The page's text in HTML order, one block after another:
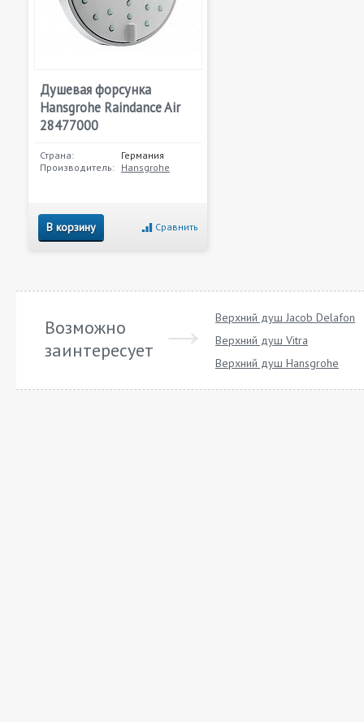
Душевая форсунка
Hansgrohe Raindance Air
28477000
Страна:
Германия
Производитель: Hansgrohe
В корзину Сравнить
Возможно
заинтересует
Верхний душ Jacob Delafon
Верхний душ Vitra
Верхний душ Hansgrohe